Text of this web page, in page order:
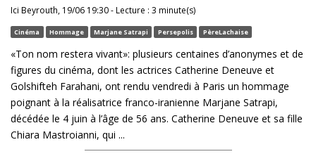
Ici Beyrouth, 19/06 19:30 - Lecture : 3 minute(s)
Cinéma Hommage Marjane Satrapi Persepolis PèreLachaise
«Ton nom restera vivant»: plusieurs centaines d’anonymes et de
figures du cinéma, dont les actrices Catherine Deneuve et
Golshifteh Farahani, ont rendu vendredi à Paris un hommage
poignant à la réalisatrice franco-iranienne Marjane Satrapi,
décédée le 4 juin à l’âge de 56 ans. Catherine Deneuve et sa fille
Chiara Mastroianni, qui ...